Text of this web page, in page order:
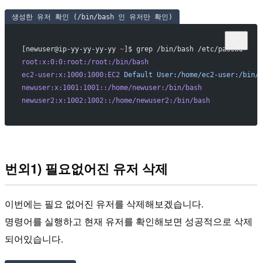
생성한 유저 확인 (/bin/bash 인 유저만 확인)
[newuser@ip-yy-yy-yy-yy ~]$ grep /bin/bash /etc/passwd
root:x:0:0:root:/root:/bin/bash
ec2-user:x:1000:1000:EC2 Default User:/home/ec2-user:/bin/
newuser:x:1001:1001::/home/newuser:/bin/bash
newuser2:x:1002:1002::/home/newuser2:/bin/bash
번외1) 필요없어진 유저 삭제
이번에는 필요 없어진 유저를 삭제해보겠습니다.
명령어를 실행하고 현재 유저를 확인해보면 성공적으로 삭제
되어있습니다.